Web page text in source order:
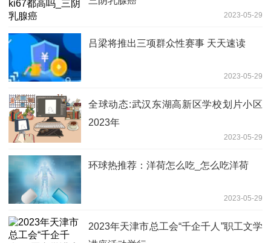
2023-05-29
吕梁将推出三项群众性赛事 天天速读
2023-05-29
全球动态:武汉东湖高新区学校划片小区
2023年
2023-05-29
环球热推荐：洋荷怎么吃_怎么吃洋荷
2023-05-29
2023年天津市总工会“千企千人”职工文学